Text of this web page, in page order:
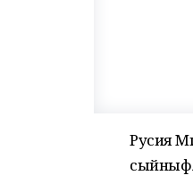
Русия